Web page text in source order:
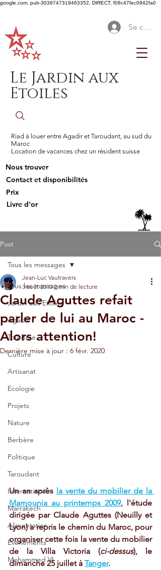
google.com, pub-3039747319463352, DIRECT, f08c47fec0942fa0
Se
Le Jardin aux
Etoiles
Riad à louer entre Agadir et Taroudant, au sud du
Maroc
Location de vacances chez un résident suisse
Nous trouver
Contact et disponibilités
Prix
Livre d'or
Post
Tous les messages
Jardin aux Etoiles
Agadir
Tourisme
Culture
Artisanat
Ecologie
Projets
Nature
Berbère
Politique
Taroudant
International
Marrakech
Alimentation
Evénements
Mohammed VI
Tous les messages
Claude Aguttes refait
parler de lui au Maroc -
Alors attention!
Jean-Luc Vautravers
3 août 2010 2 min de lecture
Dernière mise à jour : 6 févr. 2020
Un an après la vente du mobilier de la
Mamounia au printemps 2009, l'étude
dirigée par Claude Aguttes (Neuilly et
Lyon) a repris le chemin du Maroc, pour
organiser cette fois la vente du mobilier
de la Villa Victoria (ci-dessus), le
dimanche 25 juillet à Tanger.